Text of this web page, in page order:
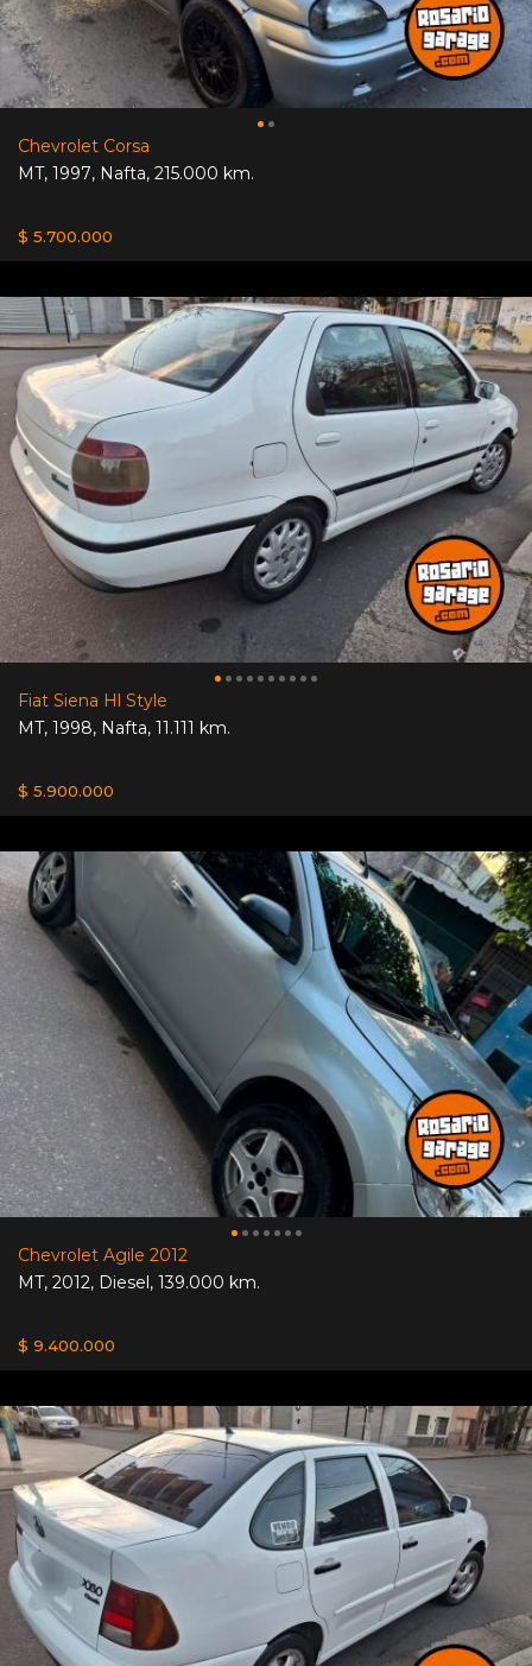
Chevrolet Corsa
MT, 1997, Nafta, 215.000 km.
$ 5.700.000
Fiat Siena Hl Style
MT, 1998, Nafta, 11.111 km.
$ 5.900.000
Chevrolet Agile 2012
MT, 2012, Diesel, 139.000 km.
$ 9.400.000